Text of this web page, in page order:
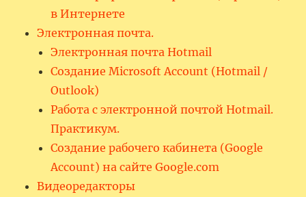
в Интернете
Электронная почта.
Электронная почта Hotmail
Создание Microsoft Account (Hotmail /
Outlook)
Работа с электронной почтой Hotmail.
Практикум.
Создание рабочего кабинета (Google
Account) на сайте Google.com
Видеоредакторы